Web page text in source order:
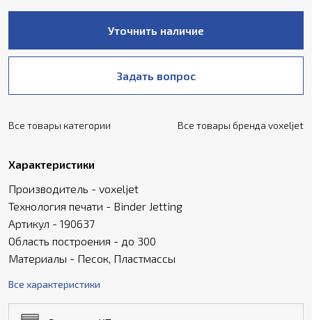
Уточнить наличие
Задать вопрос
Все товары категории Все товары бренда voxeljet
Характеристики
Производитель - voxeljet
Технология печати - Binder Jetting
Артикул - 190637
Область построения - до 300
Материалы - Песок, Пластмассы
Все характеристики